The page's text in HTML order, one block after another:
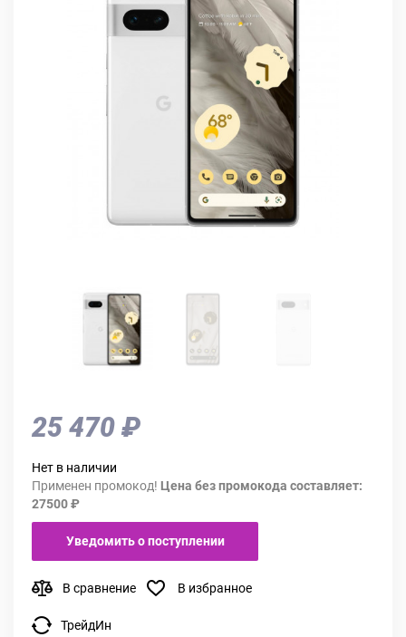
25 470 ₽
Нет в наличии
Применен промокод! Цена без промокода составляет:
27500 ₽
Уведомить о поступлении
В сравнение В избранное
ТрейдИн